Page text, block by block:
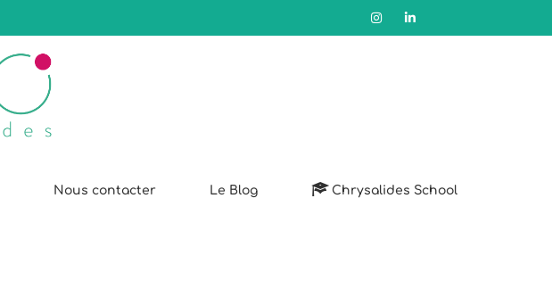
Nous contacter Le Blog Chrysalides School